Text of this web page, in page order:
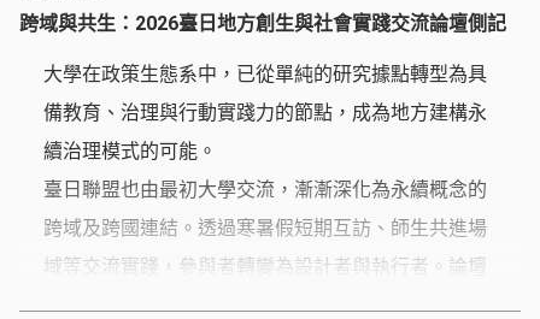
跨域與共生：2026臺日地方創生與社會實踐交流論壇側記
大學在政策生態系中，已從單純的研究據點轉型為具
備教育、治理與行動實踐力的節點，成為地方建構永
續治理模式的可能。
臺日聯盟也由最初大學交流，漸漸深化為永續概念的
跨域及跨國連結。透過寒暑假短期互訪、師生共進場
域等交流實踐，參與者轉變為設計者與執行者。論壇
聚焦於「臺日交流」的深化，亦即雙方將持續透過跨